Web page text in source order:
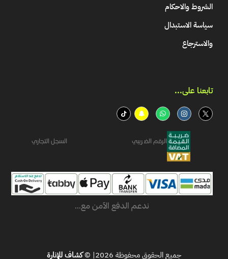
الشروط والاحكام
سياسة الاستبدال
والاسترجاع
تابعنا على...​
الرقم الضريبي السجل التجاري
ندعم الدفع الآمن مع...
جميع الحقوق محفوظة 2026| © كشاف للإنارة